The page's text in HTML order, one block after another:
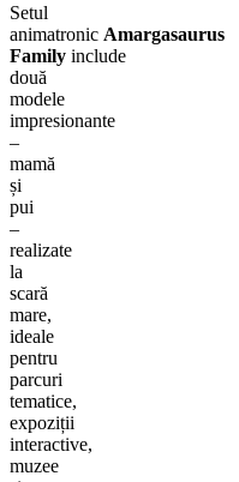
Setul
animatronic Amargasaurus
Family include
două
modele
impresionante
–
mamă
și
pui
–
realizate
la
scară
mare,
ideale
pentru
parcuri
tematice,
expoziții
interactive,
muzee